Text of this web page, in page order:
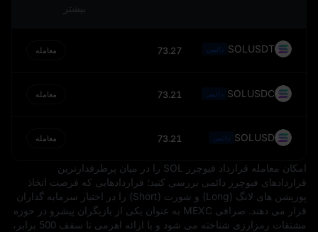
بیشتر
SOLUSDT دائمی 73.27 معامله
SOLUSDC دائمی 73.21 معامله
SOLUSD دائمی 73.21 معامله
امکان معامله قرارداد فیوچرز SOL را در میان پرطرفدارترین
قراردادهای فیوچرز دائمی بررسی کنید؛ قراردادهایی که فرصت اتخاذ
پوزیشن‌ های لانگ (Long) و شورت (Short) را در اختیار سرمایه‌ گذاران
قرار می‌ دهند. صرافی MEXC به‌ عنوان یکی از بازیگران پیشرو در حوزه
مشتقات رمزارزی شناخته می‌ شود و با ارائه اهرمی تا سقف 500 برابر،